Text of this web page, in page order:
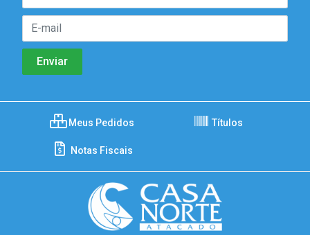
Meus Pedidos Títulos
Notas Fiscais